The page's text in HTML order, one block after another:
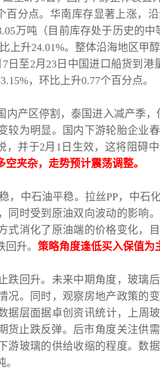
百分点。华南库存显著上涨，
万吨（目前库存处于历史的
上升24.01%。整体沿海地区甲
日至2月23日中国进口船货到港
，环比上升0.77个百分点。
内产区停割，泰国进入减产季
较为明显。国内下游轮胎企业
，并于2月1日生效，这将阻碍
空夹杂，走势预计震荡调整。
，中石油平稳。拉丝PP，中石
同时受到原油双向波动的影响
式消化了原油端的价格变化，
升。 策略角度逢低买入保值为
跌回升。未来中期角度，玻璃
况。同时，观察房地产政策的
据层面据卓创资讯统计，上周
货止跌反弹。后市角度关注供
游玻璃的供给收缩的程度。数